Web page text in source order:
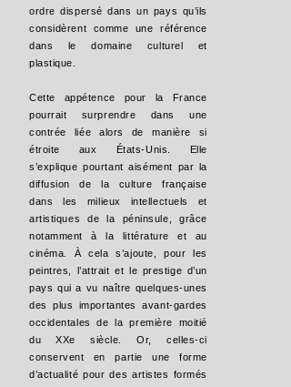
ordre dispersé dans un pays qu’ils
considèrent comme une référence
dans le domaine culturel et
plastique.
Cette appétence pour la France
pourrait surprendre dans une
contrée liée alors de manière si
étroite aux États-Unis. Elle
s’explique pourtant aisément par la
diffusion de la culture française
dans les milieux intellectuels et
artistiques de la péninsule, grâce
notamment à la littérature et au
cinéma. À cela s’ajoute, pour les
peintres, l’attrait et le prestige d’un
pays qui a vu naître quelques-unes
des plus importantes avant-gardes
occidentales de la première moitié
du XXe siècle. Or, celles-ci
conservent en partie une forme
d’actualité pour des artistes formés